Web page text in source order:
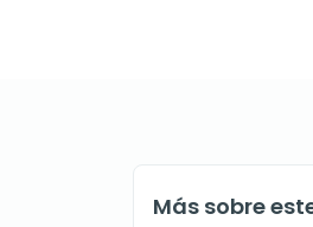
Más sobre